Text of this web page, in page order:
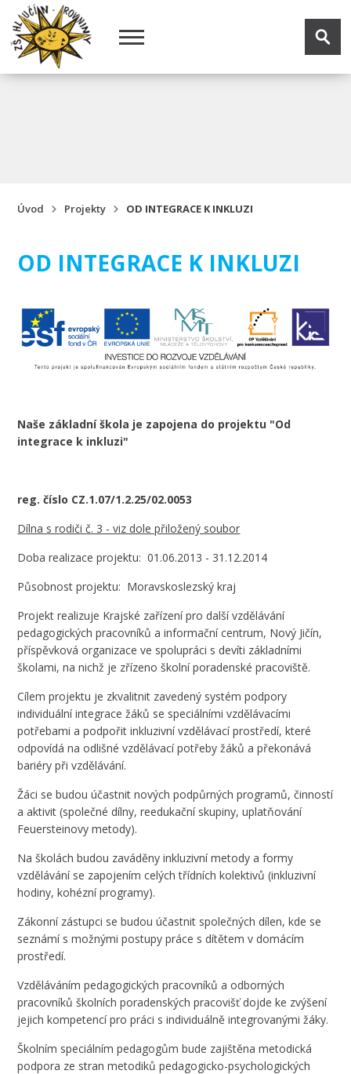
Úvod Projekty OD INTEGRACE K INKLUZI
OD INTEGRACE K INKLUZI
Naše základní škola je zapojena do projektu "Od
integrace k inkluzi"
reg. číslo CZ.1.07/1.2.25/02.0053
Dílna s rodiči č. 3 - viz dole přiložený soubor
Doba realizace projektu: 01.06.2013 - 31.12.2014
Působnost projektu: Moravskoslezský kraj
Projekt realizuje Krajské zařízení pro další vzdělávání
pedagogických pracovníků a informační centrum, Nový Jičín,
příspěvková organizace ve spolupráci s devíti základními
školami, na nichž je zřízeno školní poradenské pracoviště.
Cílem projektu je zkvalitnit zavedený systém podpory
individuální integrace žáků se speciálními vzdělávacími
potřebami a podpořit inkluzivní vzdělávací prostředí, které
odpovídá na odlišné vzdělávací potřeby žáků a překonává
bariéry při vzdělávání.
Žáci se budou účastnit nových podpůrných programů, činností
a aktivit (společné dílny, reedukační skupiny, uplatňování
Feuersteinovy metody).
Na školách budou zaváděny inkluzivní metody a formy
vzdělávání se zapojením celých třídních kolektivů (inkluzivní
hodiny, kohézní programy).
Zákonní zástupci se budou účastnit společných dílen, kde se
seznámí s možnými postupy práce s dítětem v domácím
prostředí.
Vzděláváním pedagogických pracovníků a odborných
pracovníků školních poradenských pracovišť dojde ke zvýšení
jejich kompetencí pro práci s individuálně integrovanými žáky.
Školním speciálním pedagogům bude zajištěna metodická
podpora ze stran metodiků pedagogicko-psychologických